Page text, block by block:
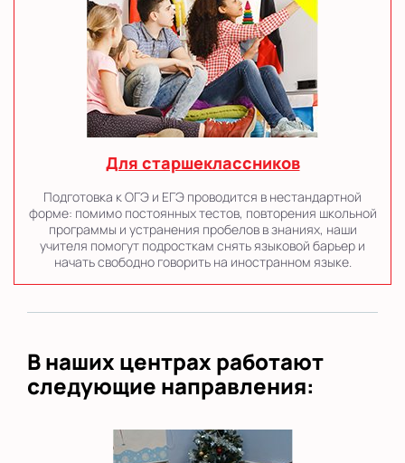
Для старшеклассников
Подготовка к ОГЭ и ЕГЭ проводится в нестандартной
форме: помимо постоянных тестов, повторения школьной
программы и устранения пробелов в знаниях, наши
учителя помогут подросткам снять языковой барьер и
начать свободно говорить на иностранном языке.
В наших центрах работают
следующие направления: